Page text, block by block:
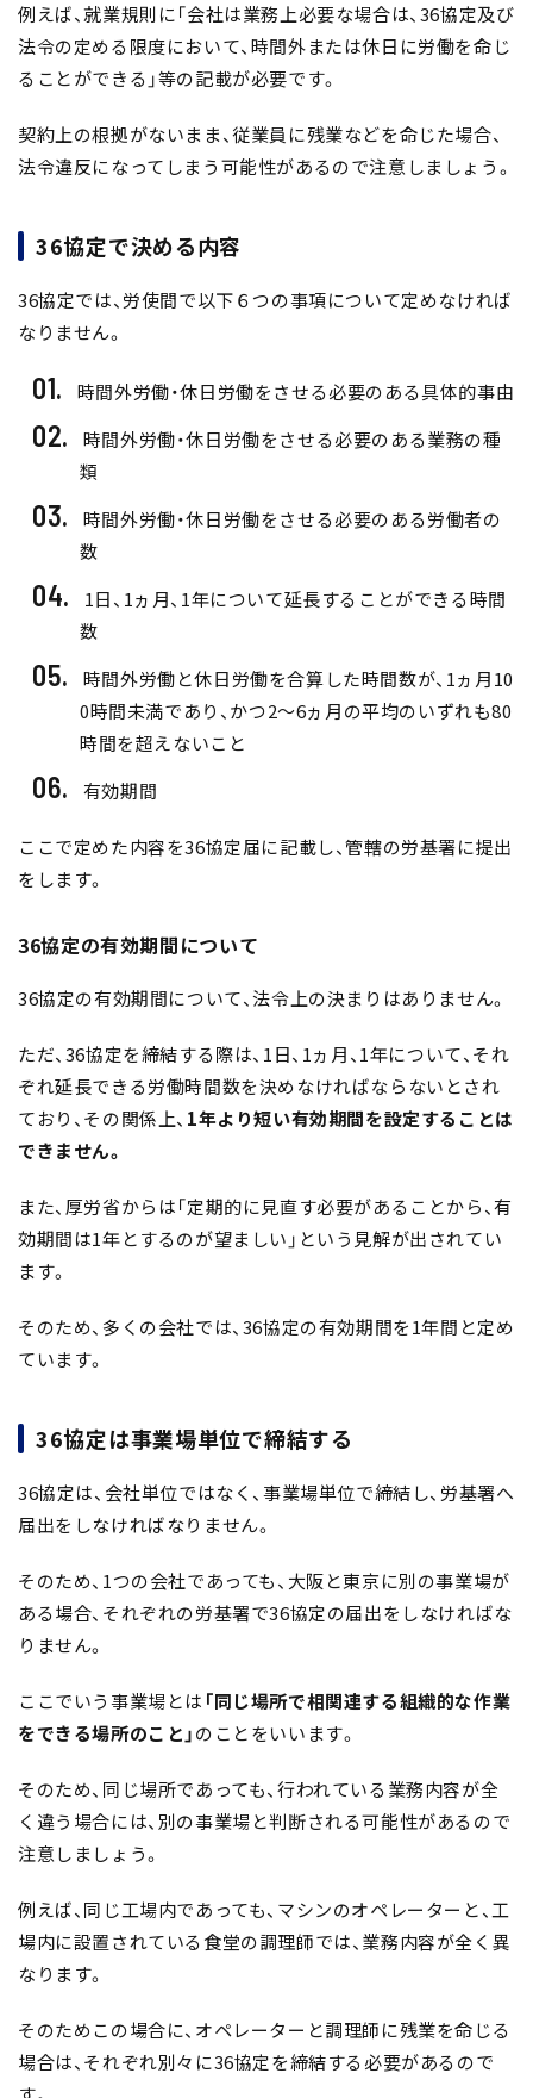
例えば、就業規則に「会社は業務上必要な場合は、36協定及び
法令の定める限度において、時間外または休日に労働を命じ
ることができる」等の記載が必要です。
契約上の根拠がないまま、従業員に残業などを命じた場合、
法令違反になってしまう可能性があるので注意しましょう。
36協定で決める内容
36協定では、労使間で以下６つの事項について定めなければ
なりません。
時間外労働・休日労働をさせる必要のある具体的事由
時間外労働・休日労働をさせる必要のある業務の種
類
時間外労働・休日労働をさせる必要のある労働者の
数
1日、1ヵ月、1年について延長することができる時間
数
時間外労働と休日労働を合算した時間数が、1ヵ月10
0時間未満であり、かつ2～6ヵ月の平均のいずれも80
時間を超えないこと
有効期間
ここで定めた内容を36協定届に記載し、管轄の労基署に提出
をします。
36協定の有効期間について
36協定の有効期間について、法令上の決まりはありません。
ただ、36協定を締結する際は、1日、1ヵ月、1年について、それ
ぞれ延長できる労働時間数を決めなければならないとされ
ており、その関係上、 1年より短い有効期間を設定することは
できません。
また、厚労省からは「定期的に見直す必要があることから、有
効期間は1年とするのが望ましい」という見解が出されてい
ます。
そのため、多くの会社では、36協定の有効期間を1年間と定め
ています。
36協定は事業場単位で締結する
36協定は、会社単位ではなく、事業場単位で締結し、労基署へ
届出をしなければなりません。
そのため、1つの会社であっても、大阪と東京に別の事業場が
ある場合、それぞれの労基署で36協定の届出をしなければな
りません。
ここでいう事業場とは 「同じ場所で相関連する組織的な作業
をできる場所のこと」のことをいいます。
そのため、同じ場所であっても、行われている業務内容が全
く違う場合には、別の事業場と判断される可能性があるので
注意しましょう。
例えば、同じ工場内であっても、マシンのオペレーターと、工
場内に設置されている食堂の調理師では、業務内容が全く異
なります。
そのためこの場合に、オペレーターと調理師に残業を命じる
場合は、それぞれ別々に36協定を締結する必要があるので